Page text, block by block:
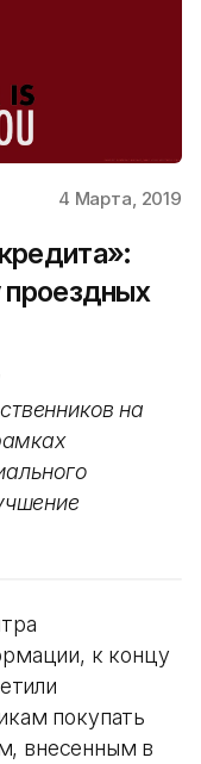
4 Марта, 2019
проездных
на
к концу
покупать
внесенным в